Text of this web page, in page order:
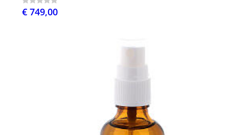
€ 749,00